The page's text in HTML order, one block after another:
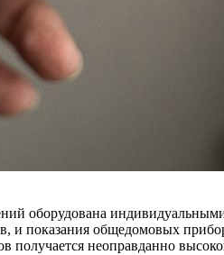
оборудована
и показания общедомовых
получается неоправданно